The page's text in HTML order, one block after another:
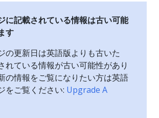
に記載されている情報は古い可能
す
の更新日は英語版よりも古いた
れている情報が古い可能性があり
の情報をご覧になりたい方は英語
をご覧ください: Upgrade A